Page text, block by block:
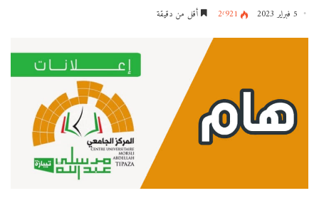
5 فبراير 2023 2٬921 أقل من دقيقة